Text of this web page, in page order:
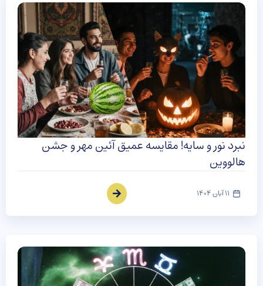
نبرد نور و سایه! مقایسه عمیق آئین مهر و جشن
هالووین
11 آبان 1404